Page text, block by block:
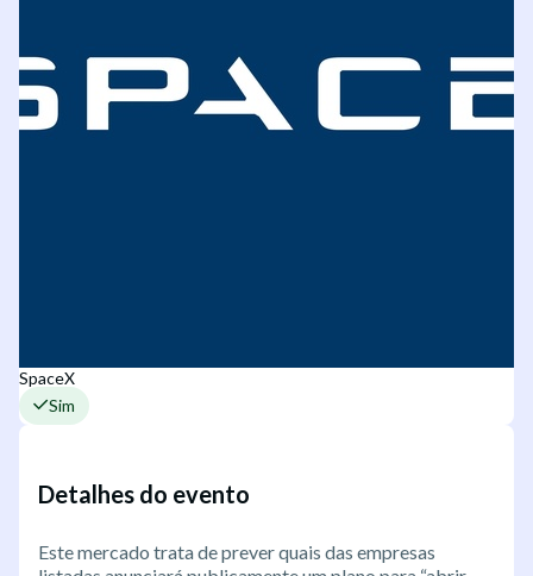
SpaceX
Sim
Detalhes do evento
Este mercado trata de prever quais das empresas